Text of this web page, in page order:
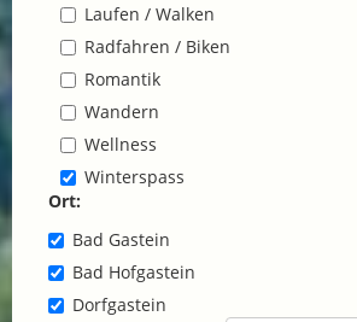
Laufen / Walken
Radfahren / Biken
Romantik
Wandern
Wellness
Winterspass
Ort:
Bad Gastein
Bad Hofgastein
Dorfgastein